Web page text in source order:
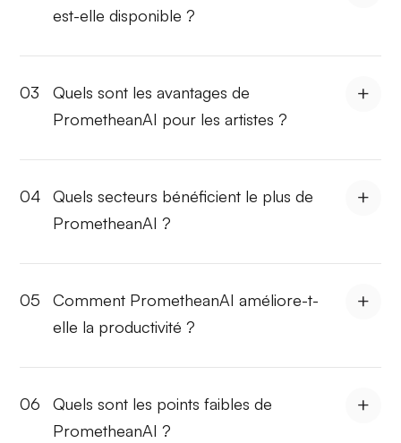
est-elle disponible ?
03
Quels sont les avantages de
PrometheanAI pour les artistes ?
04
Quels secteurs bénéficient le plus de
PrometheanAI ?
05
Comment PrometheanAI améliore-t-
elle la productivité ?
06
Quels sont les points faibles de
PrometheanAI ?